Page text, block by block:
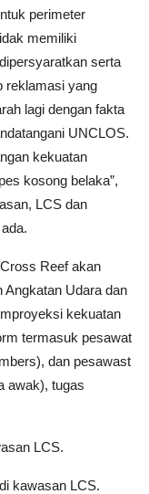
perimeter
memiliki
serta
reklamasi yang
lagi dengan fakta
UNCLOS.
kekuatan
kosong belaka”,
LCS dan
Reef akan
Udara dan
kekuatan
termasuk pesawat
dan pesawast
awak), tugas
LCS.
kawasan LCS.